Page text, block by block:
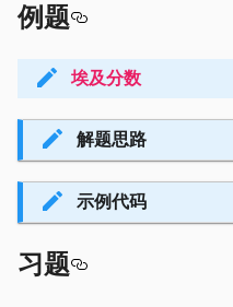
例题
埃及分数
解题思路
示例代码
习题